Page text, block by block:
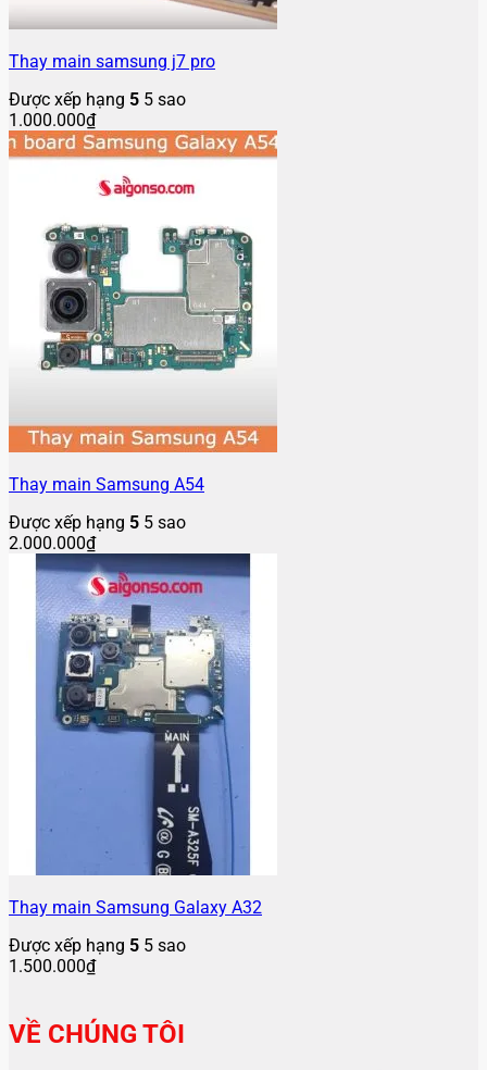
Thay main samsung j7 pro
Được xếp hạng 5 5 sao
1.000.000₫
Thay main Samsung A54
Được xếp hạng 5 5 sao
2.000.000₫
Thay main Samsung Galaxy A32
Được xếp hạng 5 5 sao
1.500.000₫
VỀ CHÚNG TÔI